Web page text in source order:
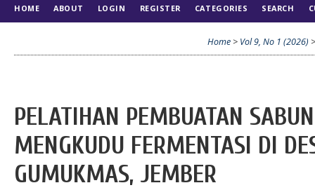
HOME ABOUT LOGIN REGISTER CATEGORIES SEARCH
Home > Vol 9, No 1 (2026)
PELATIHAN PEMBUATAN
MENGKUDU FERMENTASI DI
GUMUKMAS, JEMBER